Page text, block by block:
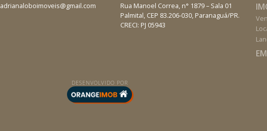
adrianaloboimoveis@gmail.com
Rua Manoel Correa, n° 1879 – Sala 01
Palmital, CEP 83.206-030, Paranaguá/PR.
CRECI: PJ 05943
DESENVOLVIDO POR